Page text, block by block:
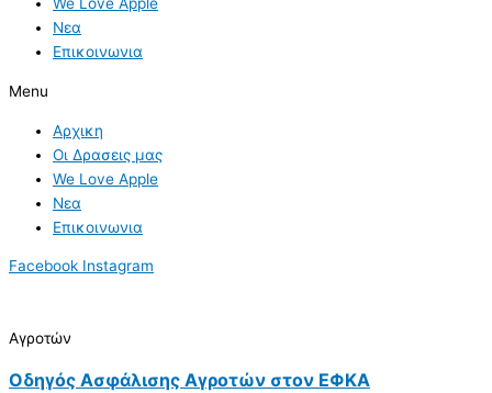
We Love Apple
Νεα
Επικοινωνια
Menu
Αρχικη
Οι Δρασεις μας
We Love Apple
Νεα
Επικοινωνια
Facebook Instagram
Αγροτών
Οδηγός Ασφάλισης Αγροτών στον ΕΦΚΑ